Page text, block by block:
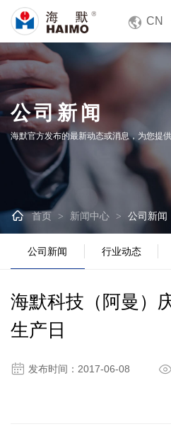
 CN
公司新闻
海默官方发布的最新动态或消息，为您提
 首页 > 新闻中心 > 公司新闻
公司新闻 行业动态
海默科技（阿曼）
生产日
 发布时间：2017-06-08 